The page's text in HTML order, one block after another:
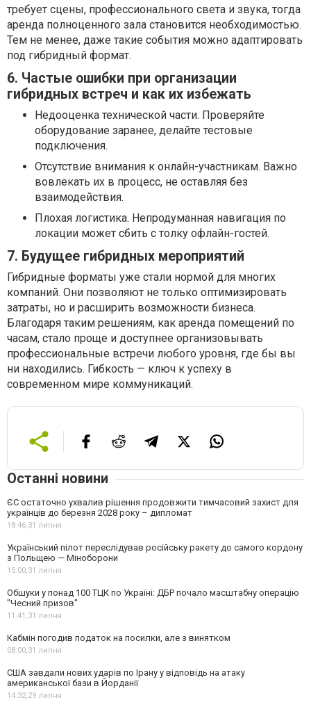
требует сцены, профессионального света и звука, тогда
аренда полноценного зала становится необходимостью.
Тем не менее, даже такие события можно адаптировать
под гибридный формат.
6. Частые ошибки при организации
гибридных встреч и как их избежать
Недооценка технической части. Проверяйте
оборудование заранее, делайте тестовые
подключения.
Отсутствие внимания к онлайн-участникам. Важно
вовлекать их в процесс, не оставляя без
взаимодействия.
Плохая логистика. Непродуманная навигация по
локации может сбить с толку офлайн-гостей.
7. Будущее гибридных мероприятий
Гибридные форматы уже стали нормой для многих
компаний. Они позволяют не только оптимизировать
затраты, но и расширить возможности бизнеса.
Благодаря таким решениям, как аренда помещений по
часам, стало проще и доступнее организовывать
профессиональные встречи любого уровня, где бы вы
ни находились. Гибкость — ключ к успеху в
современном мире коммуникаций.
Останні новини
ЄС остаточно ухвалив рішення продовжити тимчасовий захист для
українців до березня 2028 року – дипломат
18:46,31 липня
Український пілот переслідував російську ракету до самого кордону
з Польщею — Міноборони
15:00,31 липня
Обшуки у понад 100 ТЦК по Україні: ДБР почало масштабну операцію
"Чесний призов"
11:41,31 липня
Кабмін погодив податок на посилки, але з винятком
08:00,31 липня
США завдали нових ударів по Ірану у відповідь на атаку
американської бази в Йорданії
14:32,29 липня